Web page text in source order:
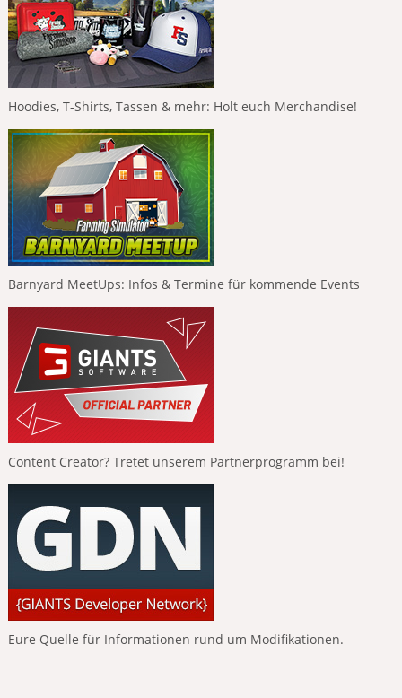
Hoodies, T-Shirts, Tassen & mehr: Holt euch Merchandise!
Barnyard MeetUps: Infos & Termine für kommende Events
Content Creator? Tretet unserem Partnerprogramm bei!
Eure Quelle für Informationen rund um Modifikationen.